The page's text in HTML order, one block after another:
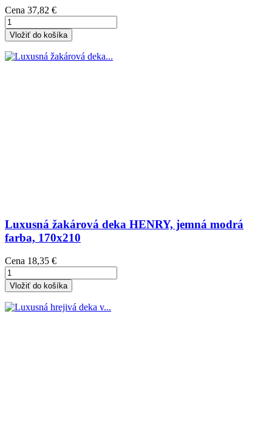
Cena 37,82 €
Vložiť do košíka
Luxusná žakárová deka HENRY, jemná modrá
farba, 170x210
Cena 18,35 €
Vložiť do košíka